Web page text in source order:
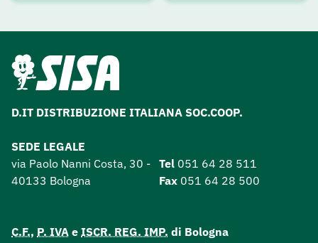
D.IT DISTRIBUZIONE ITALIANA SOC.COOP.
SEDE LEGALE
via Paolo Nanni Costa, 30 -
40133 Bologna
Tel 051 64 28 511
Fax 051 64 28 500
C.F., P. IVA e ISCR. REG. IMP. di Bologna